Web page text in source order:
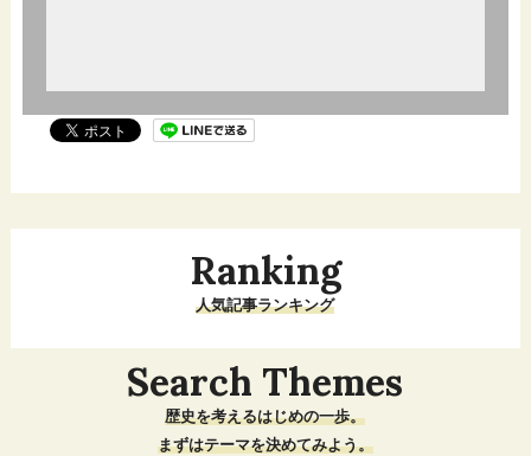
Ranking
人気記事ランキング
Search Themes
歴史を考えるはじめの一歩。
まずはテーマを決めてみよう。